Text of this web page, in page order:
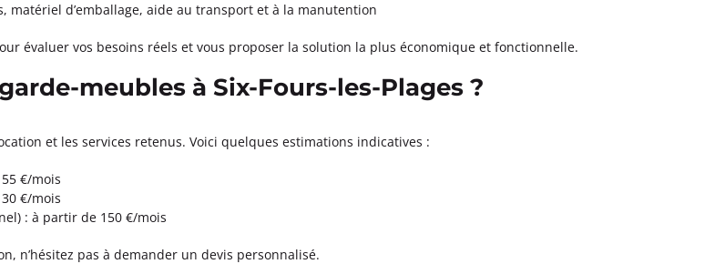
matériel d’emballage, aide au transport et à la manutention
évaluer vos besoins réels et vous proposer la solution la plus économique et fonctionnelle.
meubles à Six-Fours-les-Plages ?
et les services retenus. Voici quelques estimations indicatives :
€/mois
€/mois
: à partir de 150 €/mois
n’hésitez pas à demander un devis personnalisé.